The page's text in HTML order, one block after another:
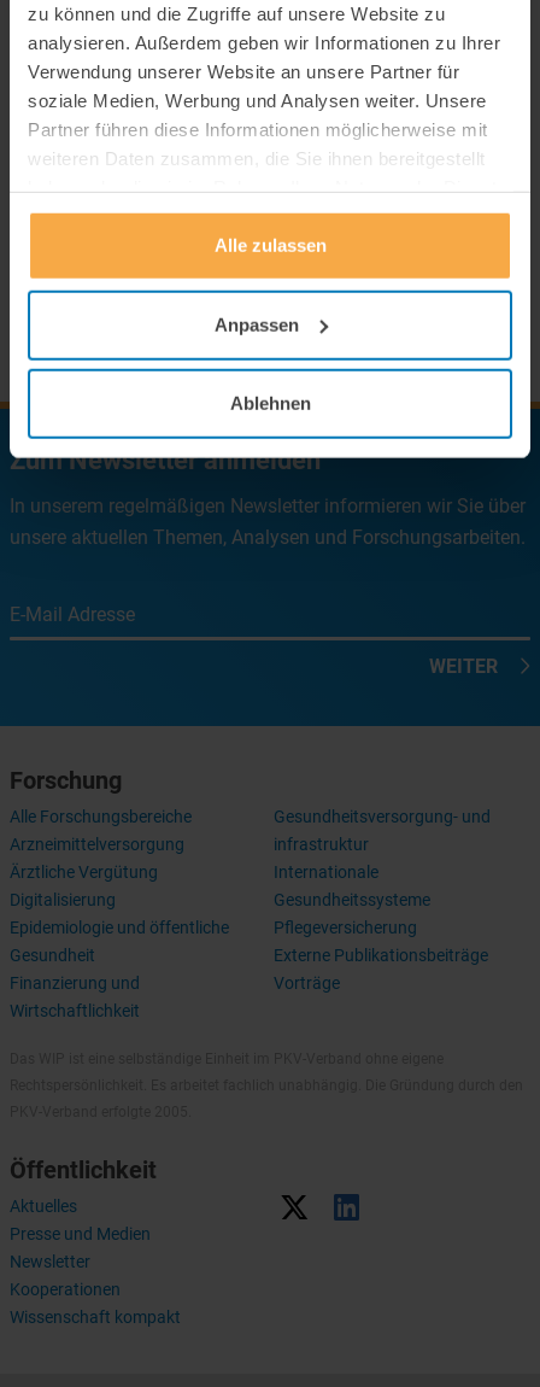
zu können und die Zugriffe auf unsere Website zu
analysieren. Außerdem geben wir Informationen zu Ihrer
Verwendung unserer Website an unsere Partner für
soziale Medien, Werbung und Analysen weiter. Unsere
Partner führen diese Informationen möglicherweise mit
weiteren Daten zusammen, die Sie ihnen bereitgestellt
gesammelt haben.
Alle zulassen
Anpassen
Ablehnen
Newsletter
Kooperationen
Wissenschaft kompakt
Zum Newsletter anmelden
In unserem regelmäßigen Newsletter informieren wir Sie über
unsere aktuellen Themen, Analysen und Forschungsarbeiten.
E-Mail Adresse
WEITER
Forschung
Alle Forschungsbereiche
Arzneimittelversorgung
Ärztliche Vergütung
Digitalisierung
Epidemiologie und öffentliche
Gesundheit
Finanzierung und
Wirtschaftlichkeit
Gesundheitsversorgung- und
infrastruktur
Internationale
Gesundheitssysteme
Pflegeversicherung
Externe Publikationsbeiträge
Vorträge
Öffentlichkeit
Aktuelles
Presse und Medien
Newsletter
Kooperationen
Wissenschaft kompakt